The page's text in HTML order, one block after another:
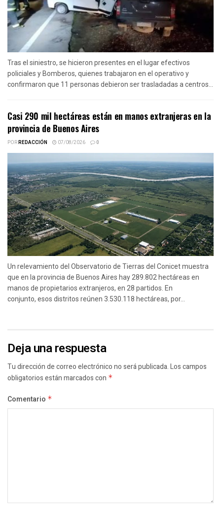
Tras el siniestro, se hicieron presentes en el lugar efectivos
policiales y Bomberos, quienes trabajaron en el operativo y
confirmaron que 11 personas debieron ser trasladadas a centros...
Casi 290 mil hectáreas están en manos extranjeras en la
provincia de Buenos Aires
PORREDACCIÓN 07/08/2026 0
Un relevamiento del Observatorio de Tierras del Conicet muestra
que en la provincia de Buenos Aires hay 289.802 hectáreas en
manos de propietarios extranjeros, en 28 partidos. En
conjunto, esos distritos reúnen 3.530.118 hectáreas, por...
Deja una respuesta
Tu dirección de correo electrónico no será publicada.Los campos
obligatorios están marcados con *
Comentario *